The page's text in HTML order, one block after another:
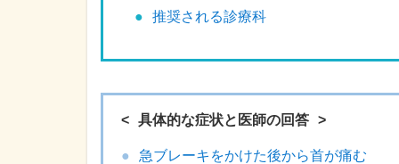
推奨される診療科
具体的な症状と医師の回答
急ブレーキをかけた後から首が痛む